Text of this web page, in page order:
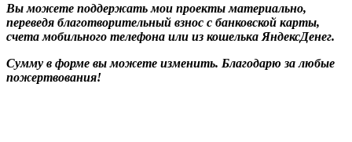
Вы можете поддержать мои проекты материально,
переведя благотворительный взнос с банковской карты,
счета мобильного телефона или из кошелька ЯндексДенег.
Сумму в форме вы можете изменить. Благодарю за любые
пожертвования!